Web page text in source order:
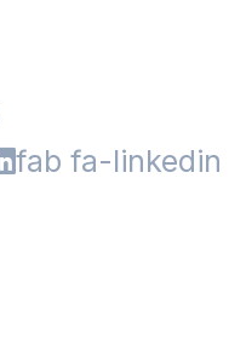
fab fa-linkedin